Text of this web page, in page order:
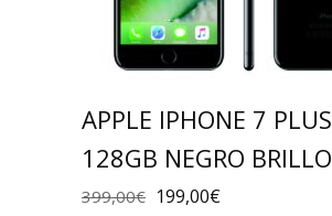
APPLE IPHONE 7 PLUS
128GB NEGRO BRILLO
399,00€ 199,00€